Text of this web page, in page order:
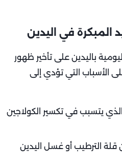
المبكرة في اليدين
باليدين على تأخير ظهور
الأسباب التي تؤدي إلى
يتسبب في تكسير الكولاجين
قلة الترطيب أو غسل اليدين